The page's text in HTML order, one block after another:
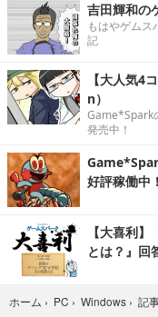
吉田輝和の
もはやゲムス
記
【大人気
n）
Game*Spark
発売中！
好評稼働中！
【大喜利
とは？』回
ホーム › PC › Windows › 記